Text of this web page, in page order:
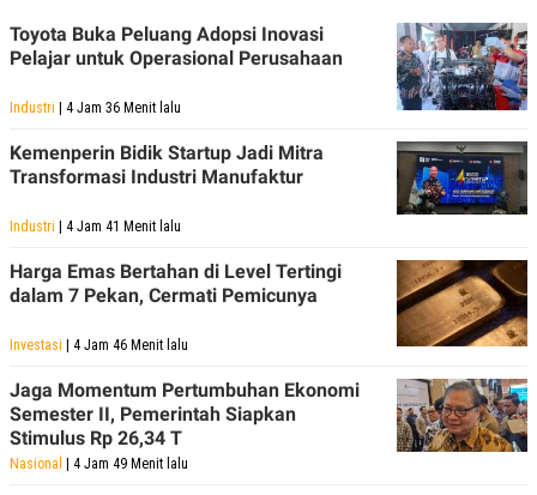
N
A
C
D
Y
R
E
L
A
.
I
L
N
G
G
N
N
C
E
T
A
K
N
E
R
A
M
I
T
E
N
Toyota Buka Peluang Adopsi Inovasi
Pelajar untuk Operasional Perusahaan
Industri | 4 Jam 36 Menit lalu
Kemenperin Bidik Startup Jadi Mitra
Transformasi Industri Manufaktur
Industri | 4 Jam 41 Menit lalu
Harga Emas Bertahan di Level Tertingi
dalam 7 Pekan, Cermati Pemicunya
Investasi | 4 Jam 46 Menit lalu
Jaga Momentum Pertumbuhan Ekonomi
Semester II, Pemerintah Siapkan
Stimulus Rp 26,34 T
Nasional | 4 Jam 49 Menit lalu